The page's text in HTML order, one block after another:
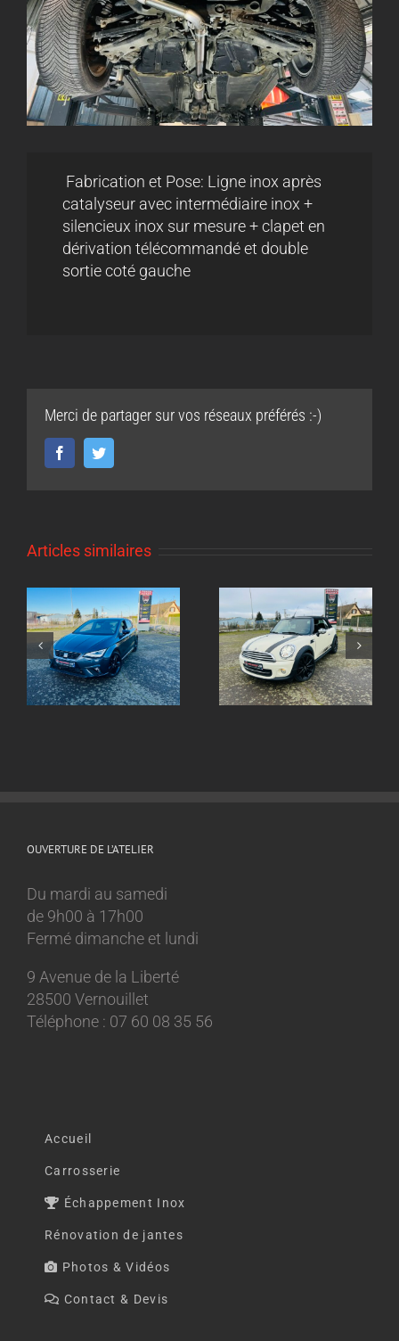
Fabrication et Pose: Ligne inox après
catalyseur avec intermédiaire inox +
silencieux inox sur mesure + clapet en
dérivation télécommandé et double
sortie coté gauche
Merci de partager sur vos réseaux préférés :-)
FacebookTwitter
Articles similaires
Echappement inox
sur mesure Mini
Cooper 1.6l
Echappement inox
sur mesure
Volkswagen Golf 8
GTI
OUVERTURE DE L’ATELIER
Du mardi au samedi
de 9h00 à 17h00
Fermé dimanche et lundi
9 Avenue de la Liberté
28500 Vernouillet
Téléphone : 07 60 08 35 56
Accueil
Carrosserie
Échappement Inox
Rénovation de jantes
Photos & Vidéos
Contact & Devis